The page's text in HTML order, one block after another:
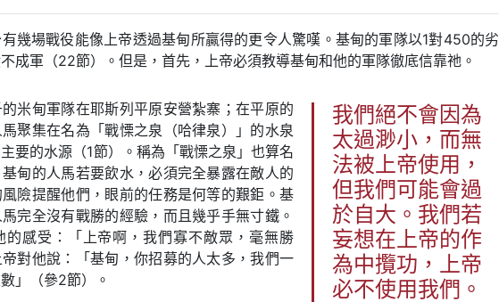
幾場戰役能像上帝透過基甸所贏得的更令人驚嘆。基甸的軍隊以1對450的劣
成軍（22節）。但是，首先，上帝必須教導基甸和他的軍隊徹底信靠祂。
我們絕不會因為
太過渺小，而無
法被上帝使用，
但我們可能會過
於自大。我們若
妄想在上帝的作
為中攬功，上帝
必不使用我們。
米甸軍隊在耶斯列平原安營紮寨；在平原的
聚集在名為「戰慄之泉（哈律泉）」的水泉
要的水源（1節）。稱為「戰慄之泉」也算名
甸的人馬若要飲水，必須完全暴露在敵人的
險提醒他們，眼前的任務是何等的艱鉅。基
完全沒有戰勝的經驗，而且幾乎手無寸鐵。
的感受：「上帝啊，我們寡不敵眾，毫無勝
對他說：「基甸，你招募的人太多，我們一
」（參2節）。